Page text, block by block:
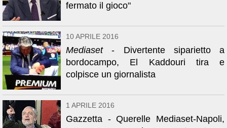
fermato il gioco"
10 APRILE 2016
Mediaset- Divertente siparietto a
bordocampo, El Kaddouri tira e
colpisce un giornalista
1 APRILE 2016
Gazzetta - Querelle Mediaset-Napoli,